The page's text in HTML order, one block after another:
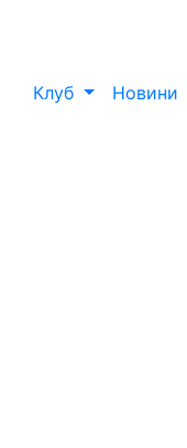
Клуб Новини